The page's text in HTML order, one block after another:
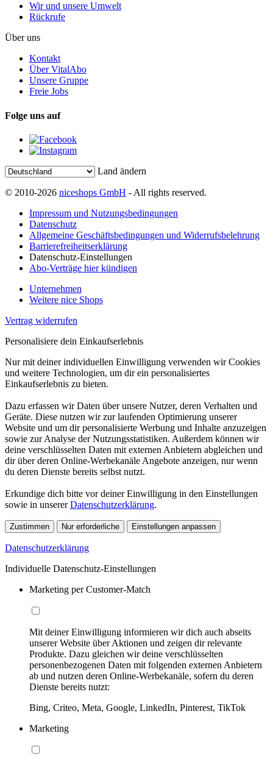
Wir und unsere Umwelt
Rückrufe
Über uns
Kontakt
Über VitalAbo
Unsere Gruppe
Freie Jobs
Folge uns auf
Land ändern
© 2010-2026 niceshops GmbH - All rights reserved.
Impressum und Nutzungsbedingungen
Datenschutz
Allgemeine Geschäftsbedingungen und Widerrufsbelehrung
Barrierefreiheitserklärung
Datenschutz-Einstellungen
Abo-Verträge hier kündigen
Unternehmen
Weitere nice Shops
Vertrag widerrufen
Personalisiere dein Einkaufserlebnis
Nur mit deiner individuellen Einwilligung verwenden wir Cookies
und weitere Technologien, um dir ein personalisiertes
Einkaufserlebnis zu bieten.
Dazu erfassen wir Daten über unsere Nutzer, deren Verhalten und
Geräte. Diese nutzen wir zur laufenden Optimierung unserer
Website und um dir personalisierte Werbung und Inhalte anzuzeigen
sowie zur Analyse der Nutzungsstatistiken. Außerdem können wir
deine verschlüsselten Daten mit externen Anbietern abgleichen und
dir über deren Online-Werbekanäle Angebote anzeigen, nur wenn
du deren Dienste bereits selbst nutzt.
Erkundige dich bitte vor deiner Einwilligung in den Einstellungen
sowie in unsererDatenschutzerklärung.
Zustimmen Nur erforderliche Einstellungen anpassen
Datenschutzerklärung
Individuelle Datenschutz-Einstellungen
Marketing per Customer-Match
Mit deiner Einwilligung informieren wir dich auch abseits
unserer Website über Aktionen und zeigen dir relevante
Produkte. Dazu gleichen wir deine verschlüsselten
personenbezogenen Daten mit folgenden externen Anbietern
ab und nutzen deren Online-Werbekanäle, sofern du deren
Dienste bereits nutzt:
Bing, Criteo, Meta, Google, LinkedIn, Pinterest, TikTok
Marketing